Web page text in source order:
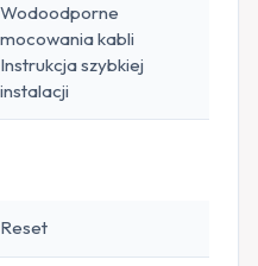
Wodoodporne
mocowania kabli
Instrukcja szybkiej
instalacji
Reset